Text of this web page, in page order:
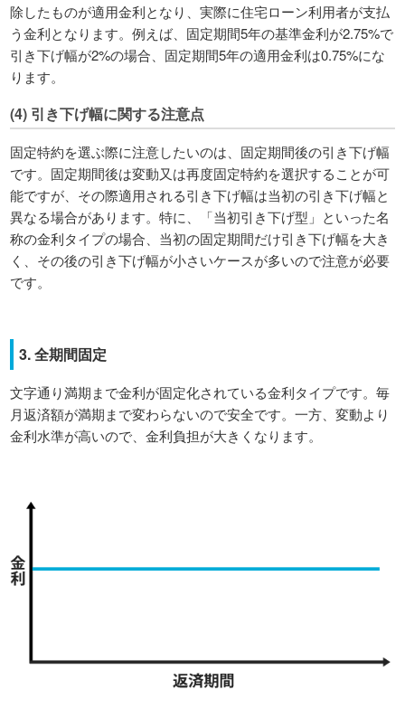
除したものが適用金利となり、実際に住宅ローン利用者が支払
う金利となります。例えば、固定期間5年の基準金利が2.75%で
引き下げ幅が2%の場合、固定期間5年の適用金利は0.75%にな
ります。
(4) 引き下げ幅に関する注意点
固定特約を選ぶ際に注意したいのは、固定期間後の引き下げ幅
です。固定期間後は変動又は再度固定特約を選択することが可
能ですが、その際適用される引き下げ幅は当初の引き下げ幅と
異なる場合があります。特に、「当初引き下げ型」といった名
称の金利タイプの場合、当初の固定期間だけ引き下げ幅を大き
く、その後の引き下げ幅が小さいケースが多いので注意が必要
です。
3. 全期間固定
文字通り満期まで金利が固定化されている金利タイプです。毎
月返済額が満期まで変わらないので安全です。一方、変動より
金利水準が高いので、金利負担が大きくなります。